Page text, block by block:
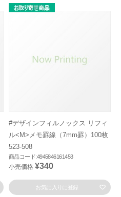
#デザインフィルノックス リフィ
ル<M>メモ罫線（7mm罫）100枚
523-508
商品コード:4945846161453
小売価格 ¥340
お気に入りに登録